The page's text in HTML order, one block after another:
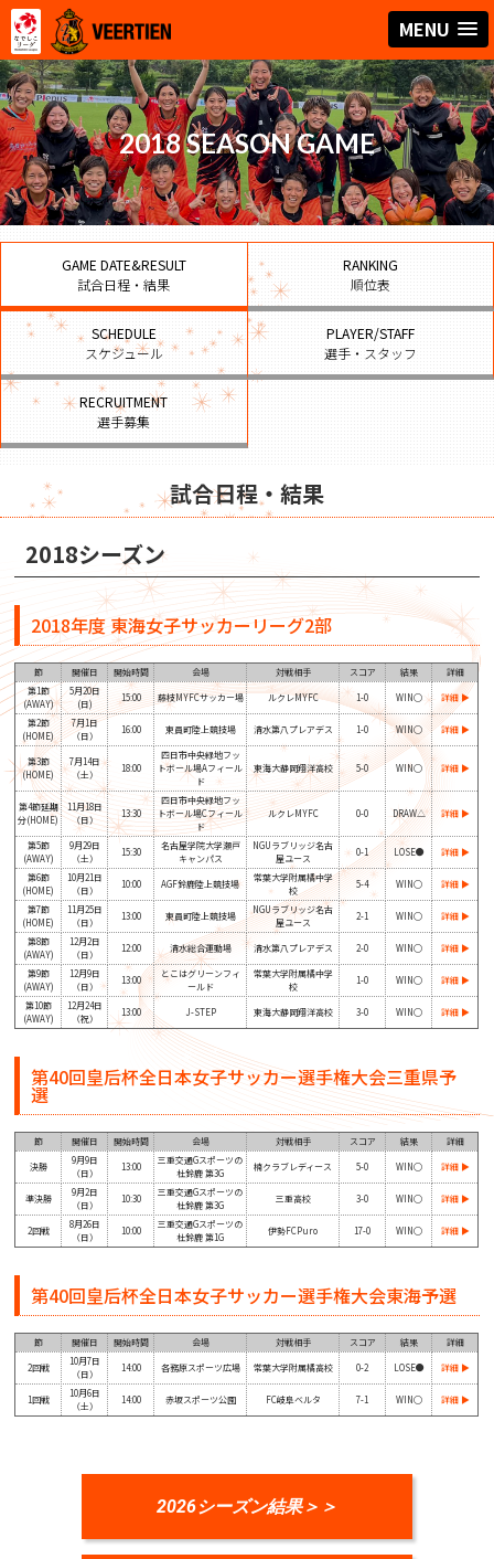
MENU
2018 SEASON GAME
GAME DATE&RESULT
試合日程・結果
RANKING
順位表
SCHEDULE
スケジュール
PLAYER/STAFF
選手・スタッフ
RECRUITMENT
選手募集
試合日程・結果
2018シーズン
2018年度 東海女子サッカーリーグ2部
節 開催日 開始時間 会場 対戦相手 スコア 結果
詳細
第1節
(AWAY)
5月20日
(日)
15:00 藤枝MYFCサッカー場 ルクレMYFC 1-0 WIN◯ 詳細 ▶
第2節
(HOME)
7月1日
（日）
16:00 東員町陸上競技場 清水第八プレアデス 1-0 WIN◯ 詳細 ▶
第3節
(HOME)
7月14日
（土）
18:00
四日市中央緑地フッ
トボール場Aフィール
ド
東海大静岡翔洋高校 5-0 WIN◯ 詳細 ▶
第4節延期
分(HOME)
11月18日
（日）
13:30
四日市中央緑地フッ
トボール場Cフィール
ド
ルクレMYFC 0-0 DRAW△ 詳細 ▶
第5節
(AWAY)
9月29日
（土）
15:30
名古屋学院大学瀬戸
キャンパス
NGUラブリッジ名古
屋ユース
0-1 LOSE● 詳細 ▶
第6節
(HOME)
10月21日
（日）
10:00 AGF鈴鹿陸上競技場
常葉大学附属橘中学
校
5-4 WIN◯ 詳細 ▶
第7節
(HOME)
11月25日
（日）
13:00 東員町陸上競技場
NGUラブリッジ名古
屋ユース
2-1 WIN◯ 詳細 ▶
第8節
(AWAY)
12月2日
（日）
12:00 清水総合運動場 清水第八プレアデス 2-0 WIN◯ 詳細 ▶
第9節
(AWAY)
12月9日
（日）
13:00
とこはグリーンフィ
ールド
常葉大学附属橘中学
校
1-0 WIN◯ 詳細 ▶
第10節
(AWAY)
12月24日
（祝）
13:00 J-STEP 東海大静岡翔洋高校 3-0 WIN◯ 詳細 ▶
第40回皇后杯全日本女子サッカー選手権大会三重県予
選
節 開催日 開始時間 会場 対戦相手 スコア 結果 詳細
決勝
9月9日
（日）
13:00
三重交通Gスポーツの
杜鈴鹿 第3G
楠クラブレディース 5-0 WIN◯ 詳細 ▶
準決勝
9月2日
（日）
10:30
三重交通Gスポーツの
杜鈴鹿 第3G
三重高校 3-0 WIN◯ 詳細 ▶
2回戦
8月26日
（日）
10:00
三重交通Gスポーツの
杜鈴鹿 第1G
伊勢FCPuro 17-0 WIN◯ 詳細 ▶
第40回皇后杯全日本女子サッカー選手権大会東海予選
節 開催日 開始時間 会場 対戦相手 スコア 結果 詳細
2回戦
10月7日
（日）
14:00 各務原スポーツ広場 常葉大学附属橘高校 0-2 LOSE● 詳細 ▶
1回戦
10月6日
（土）
14:00 赤坂スポーツ公園 ️FC岐阜ベルタ 7-1 WIN◯ 詳細 ▶
2026シーズン結果＞＞